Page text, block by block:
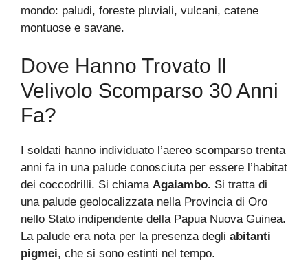
mondo: paludi, foreste pluviali, vulcani, catene
montuose e savane.
Dove Hanno Trovato Il
Velivolo Scomparso 30 Anni
Fa?
I soldati hanno individuato l’aereo scomparso trenta
anni fa in una palude conosciuta per essere l’habitat
dei coccodrilli. Si chiama Agaiambo. Si tratta di
una palude geolocalizzata nella Provincia di Oro
nello Stato indipendente della Papua Nuova Guinea.
La palude era nota per la presenza degli abitanti
pigmei, che si sono estinti nel tempo.